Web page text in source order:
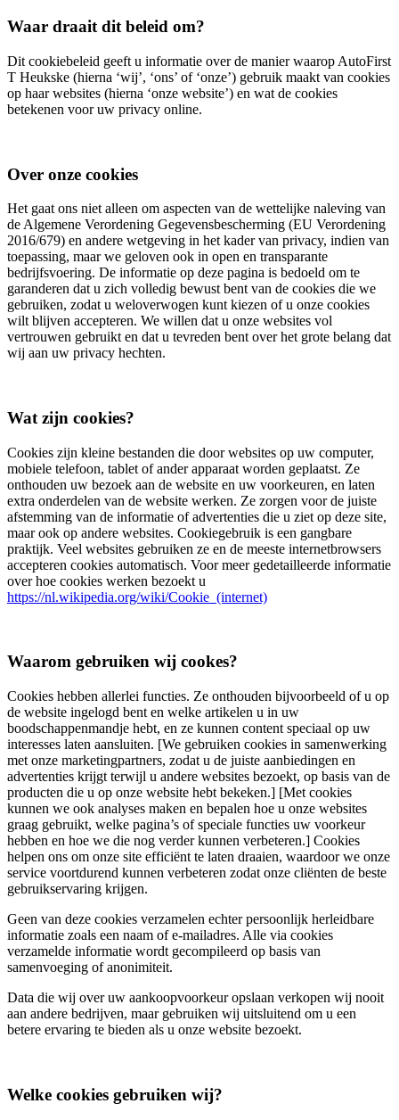
Waar draait dit beleid om?
Dit cookiebeleid geeft u informatie over de manier waarop AutoFirst
T Heukske (hierna ‘wij’, ‘ons’ of ‘onze’) gebruik maakt van cookies
op haar websites (hierna ‘onze website’) en wat de cookies
betekenen voor uw privacy online.
Over onze cookies
Het gaat ons niet alleen om aspecten van de wettelijke naleving van
de Algemene Verordening Gegevensbescherming (EU Verordening
2016/679) en andere wetgeving in het kader van privacy, indien van
toepassing, maar we geloven ook in open en transparante
bedrijfsvoering. De informatie op deze pagina is bedoeld om te
garanderen dat u zich volledig bewust bent van de cookies die we
gebruiken, zodat u weloverwogen kunt kiezen of u onze cookies
wilt blijven accepteren. We willen dat u onze websites vol
vertrouwen gebruikt en dat u tevreden bent over het grote belang dat
wij aan uw privacy hechten.
Wat zijn cookies?
Cookies zijn kleine bestanden die door websites op uw computer,
mobiele telefoon, tablet of ander apparaat worden geplaatst. Ze
onthouden uw bezoek aan de website en uw voorkeuren, en laten
extra onderdelen van de website werken. Ze zorgen voor de juiste
afstemming van de informatie of advertenties die u ziet op deze site,
maar ook op andere websites. Cookiegebruik is een gangbare
praktijk. Veel websites gebruiken ze en de meeste internetbrowsers
accepteren cookies automatisch. Voor meer gedetailleerde informatie
over hoe cookies werken bezoekt u
https://nl.wikipedia.org/wiki/Cookie_(internet)
Waarom gebruiken wij cookes?
Cookies hebben allerlei functies. Ze onthouden bijvoorbeeld of u op
de website ingelogd bent en welke artikelen u in uw
boodschappenmandje hebt, en ze kunnen content speciaal op uw
interesses laten aansluiten. [We gebruiken cookies in samenwerking
met onze marketingpartners, zodat u de juiste aanbiedingen en
advertenties krijgt terwijl u andere websites bezoekt, op basis van de
producten die u op onze website hebt bekeken.] [Met cookies
kunnen we ook analyses maken en bepalen hoe u onze websites
graag gebruikt, welke pagina’s of speciale functies uw voorkeur
hebben en hoe we die nog verder kunnen verbeteren.] Cookies
helpen ons om onze site efficiënt te laten draaien, waardoor we onze
service voortdurend kunnen verbeteren zodat onze cliënten de beste
gebruikservaring krijgen.
Geen van deze cookies verzamelen echter persoonlijk herleidbare
informatie zoals een naam of e-mailadres. Alle via cookies
verzamelde informatie wordt gecompileerd op basis van
samenvoeging of anonimiteit.
Data die wij over uw aankoopvoorkeur opslaan verkopen wij nooit
aan andere bedrijven, maar gebruiken wij uitsluitend om u een
betere ervaring te bieden als u onze website bezoekt.
Welke cookies gebruiken wij?